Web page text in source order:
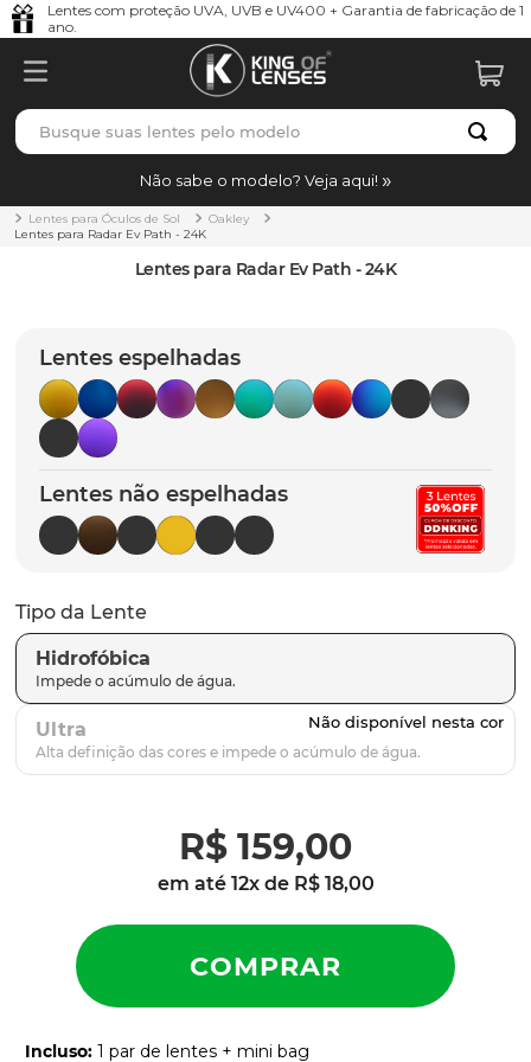
Lentes com proteção UVA, UVB e UV400 + Garantia de fabricação de 1
ano.
Busque suas lentes pelo modelo
Não sabe o modelo? Veja aqui!
Lentes para Óculos de Sol
Oakley
Lentes para Radar Ev Path - 24K
Lentes para Radar Ev Path - 24K
Lentes espelhadas
Lentes não espelhadas
Tipo da Lente
Hidrofóbica
Ultra
R$ 159,00
em até 12x de R$ 18,00
Incluso: 1 par de lentes + mini bag
TERMOS MAIS BUSCADOS
1º borrachas
holbrook
5º chaves
6º t-shock
7º latch
8º gasket
9º parafusos